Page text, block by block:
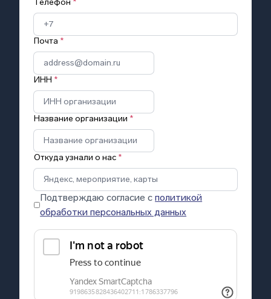
Телефон *
Почта *
ИНН *
Название организации *
Откуда узнали о нас *
Подтверждаю согласие сполитикой
обработки персональных данных